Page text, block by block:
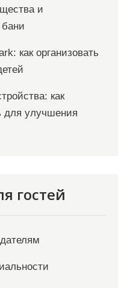
и
как организовать
как
для улучшения
гостей